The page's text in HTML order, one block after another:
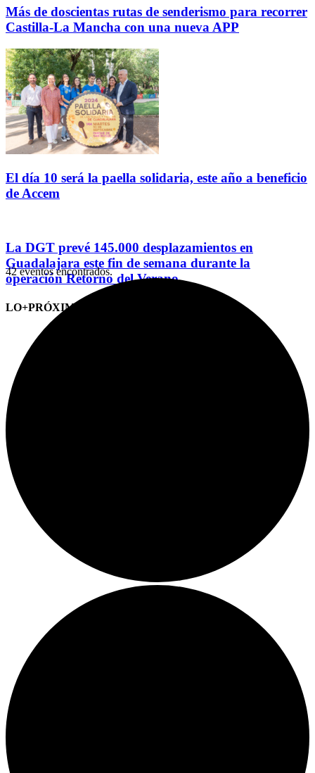
Más de doscientas rutas de senderismo para recorrer
Castilla-La Mancha con una nueva APP
El día 10 será la paella solidaria, este año a beneficio
de Accem
La DGT prevé 145.000 desplazamientos en
Guadalajara este fin de semana durante la
operación Retorno del Verano
LO+PRÓXIMO (CITAS)
42 eventos encontrados.